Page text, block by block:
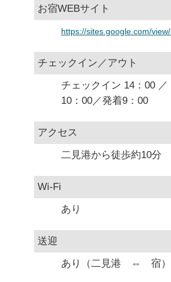
お宿WEBサイト
https://sites.google.com/
チェックイン／アウト
チェックイン 14：00
10：00／発着9：00
アクセス
二見港から徒歩約10分
Wi-Fi
あり
送迎
あり（二見港 ⇔ 宿）